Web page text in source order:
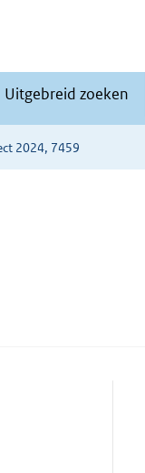
Uitgebreid zoeken
2024, 7459